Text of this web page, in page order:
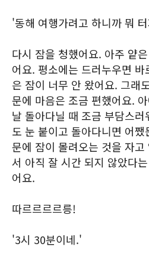
'동해 여행가려고 하니까 뭐
다시 잠을 청했어요. 아주 얕
어요. 평소에는 드러누우면
은 잠이 너무 안 왔어요. 그래
문에 마음은 조금 편했어요.
날 돌아다닐 때 조금 부담스
도 눈 붙이고 돌아다니면 어
문에 잠이 몰려오는 것을 자
서 아직 잘 시간 되지 않았다
어요.
따르르르르릉!
'3시 30분이네.'